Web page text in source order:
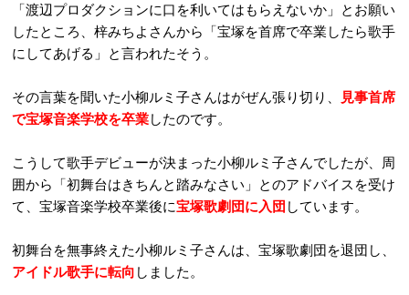
「渡辺プロダクションに口を利いてはもらえないか」とお願い
したところ、梓みちよさんから「宝塚を首席で卒業したら歌手
にしてあげる」と言われたそう。
その言葉を聞いた小柳ルミ子さんはがぜん張り切り、
見事首席
で宝塚音楽学校を卒業したのです。
こうして歌手デビューが決まった小柳ルミ子さんでしたが、周
囲から「初舞台はきちんと踏みなさい」とのアドバイスを受け
て、宝塚音楽学校卒業後に宝塚歌劇団に入団 しています。
初舞台を無事終えた小柳ルミ子さんは、宝塚歌劇団を退団し、
アイドル歌手に転向 しました。